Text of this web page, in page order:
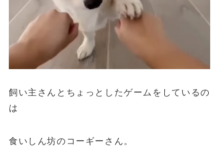
飼い主さんとちょっとしたゲームをしているの
は
食いしん坊のコーギーさん。